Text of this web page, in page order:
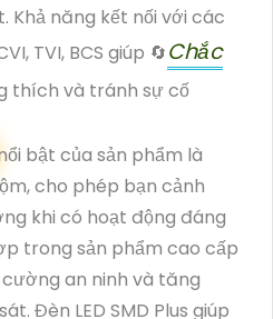
Khả năng kết nối với các
TVI, BCS giúp 🔄Chắc
thích và tránh sự cố
bật của sản phẩm là
cho phép bạn cảnh
khi có hoạt động đáng
trong sản phẩm cao cấp
an ninh và tăng
Đèn LED SMD Plus giúp